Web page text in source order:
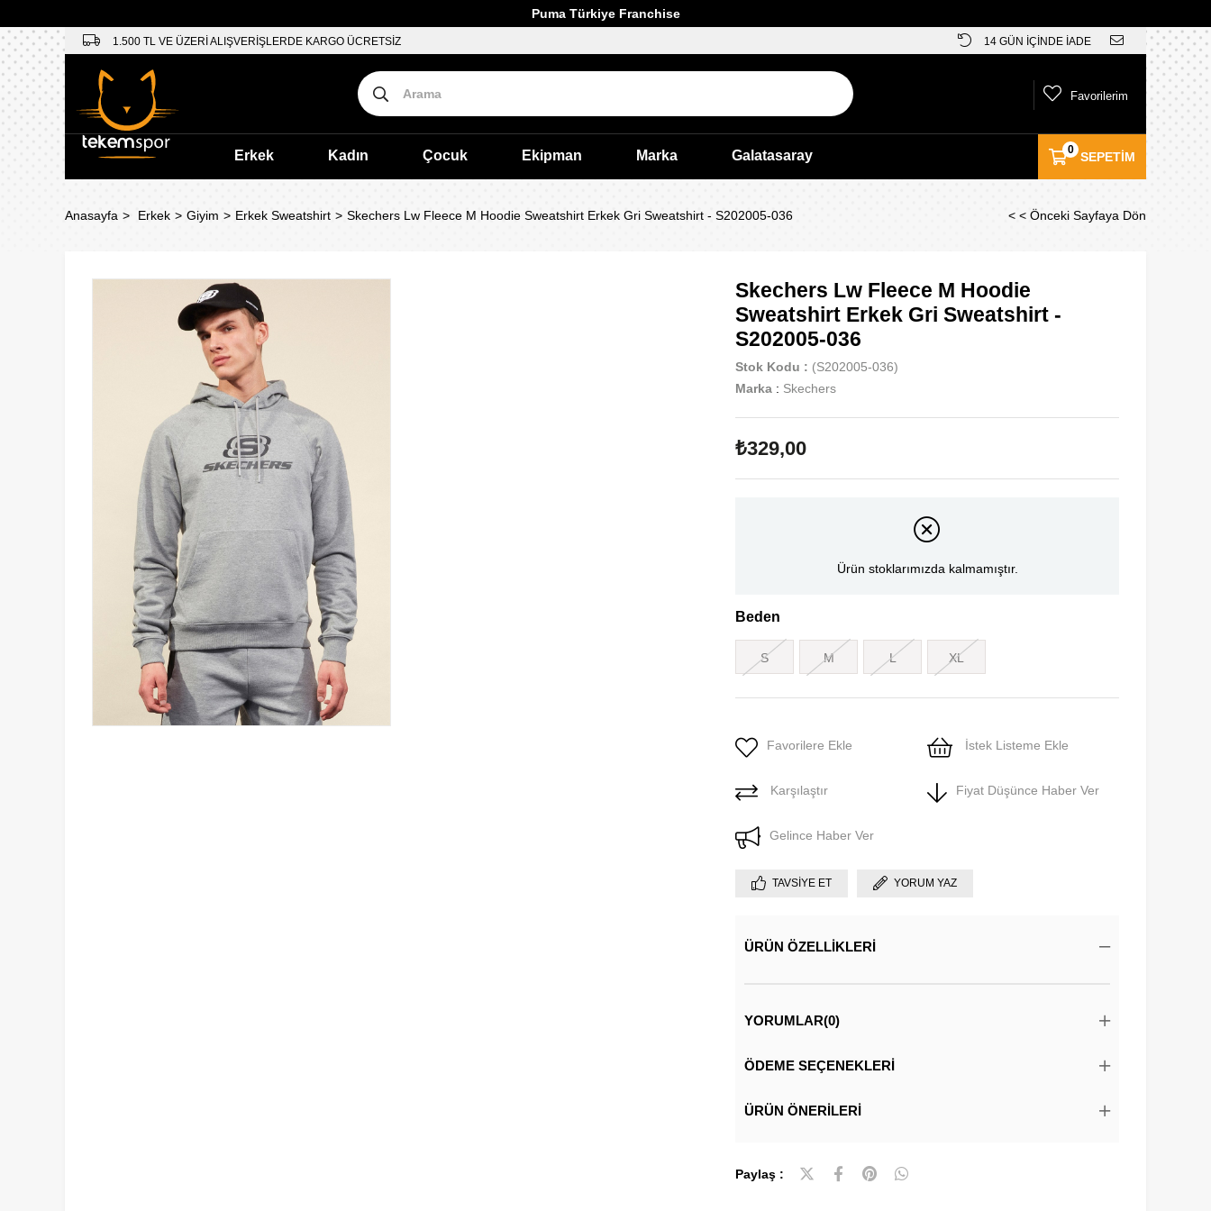
Puma Türkiye Franchise
1.500 TL VE ÜZERİ ALIŞVERİŞLERDE KARGO ÜCRETSİZ 14 GÜN İÇİNDE İADE
SEPETIM
0
Favorilerim
Erkek Kadın Çocuk Ekipman Marka Galatasaray
Anasayfa Erkek Giyim Erkek Sweatshirt Skechers Lw Fleece M Hoodie Sweatshirt Erkek Gri Sweatshirt - S202005-036 < < Önceki Sayfaya Dön
Skechers Lw Fleece M Hoodie
Sweatshirt Erkek Gri Sweatshirt -
S202005-036
Stok Kodu
(S202005-036)
Marka : Skechers
₺329,00
Ürün stoklarımızda kalmamıştır.
Beden
S M L XL
Favorilere Ekle İstek Listeme Ekle
Karşılaştır Fiyat Düşünce Haber Ver
Gelince Haber Ver
TAVSIYE ET YORUM YAZ
ÜRÜN ÖZELLIKLERI
YORUMLAR(0)
ÖDEME SEÇENEKLERI
ÜRÜN ÖNERILERI
Paylaş :